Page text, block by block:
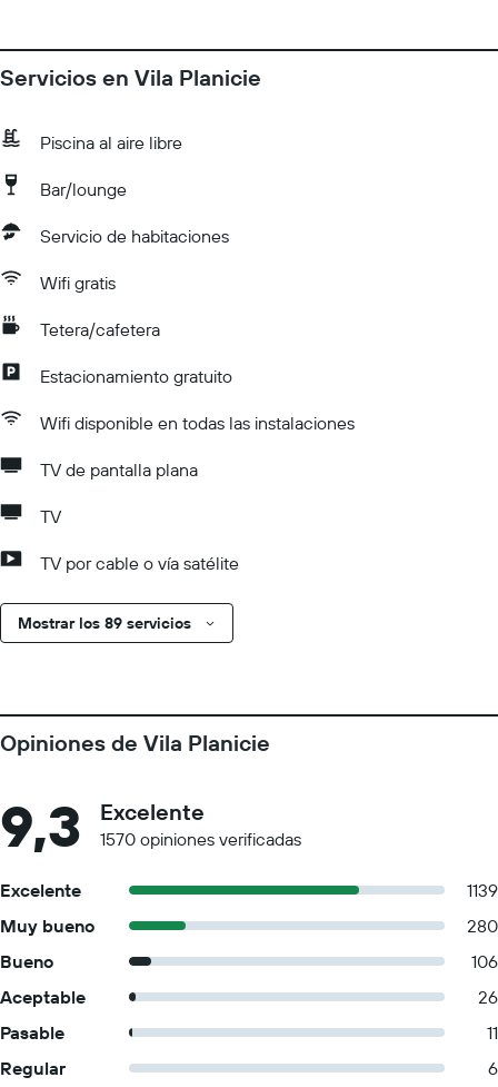
Servicios en Vila Planicie
Piscina al aire libre
Bar/lounge
Servicio de habitaciones
Wifi gratis
Tetera/cafetera
Estacionamiento gratuito
Wifi disponible en todas las instalaciones
TV de pantalla plana
TV
TV por cable o vía satélite
Mostrar los 89 servicios
Opiniones de Vila Planicie
9,3 Excelente
1570 opiniones verificadas
Excelente
1139
Muy bueno
280
Bueno
106
Aceptable
26
Pasable
11
Regular
6